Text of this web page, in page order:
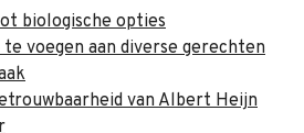
biologische opties
voegen aan diverse gerechten
van Albert Heijn